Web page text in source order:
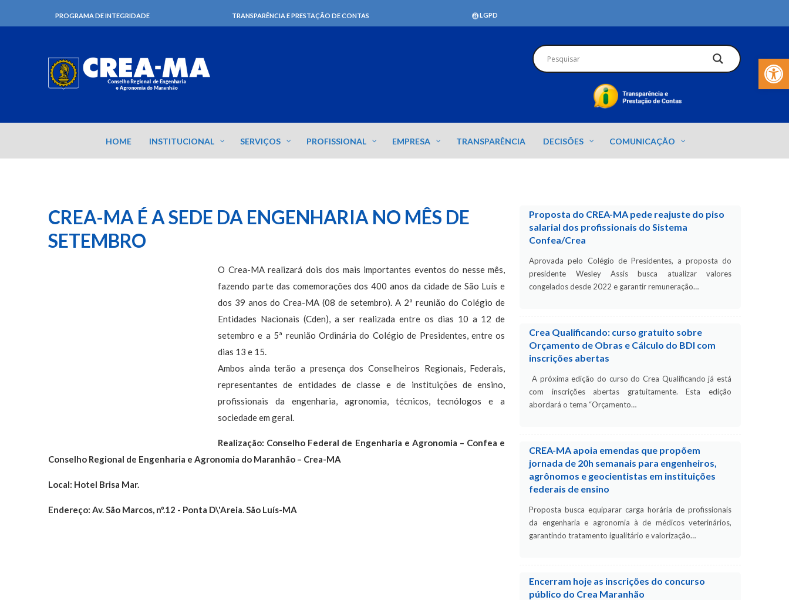
Barra de
PROGRAMA DE INTEGRIDADE TRANSPARÊNCIA E PRESTAÇÃO DE CONTAS LGPD
HOME INSTITUCIONAL SERVIÇOS PROFISSIONAL EMPRESA TRANSPARÊNCIA DECISÕES COMUNICAÇÃO
CREA-MA É A SEDE DA ENGENHARIA NO MÊS DE
SETEMBRO
O Crea-MA realizará dois dos mais importantes eventos do nesse mês,
fazendo parte das comemorações dos 400 anos da cidade de São Luís e
dos 39 anos do Crea-MA (08 de setembro). A 2ª reunião do Colégio de
Entidades Nacionais (Cden), a ser realizada entre os dias 10 a 12 de
setembro e a 5ª reunião Ordinária do Colégio de Presidentes, entre os
dias 13 e 15.
Ambos ainda terão a presença dos Conselheiros Regionais, Federais,
representantes de entidades de classe e de instituições de ensino,
profissionais da engenharia, agronomia, técnicos, tecnólogos e a
sociedade em geral.
Realização: Conselho Federal de Engenharia e Agronomia – Confea e
Conselho Regional de Engenharia e Agronomia do Maranhão – Crea-MA
Local: Hotel Brisa Mar.
Endereço: Av. São Marcos, nº.12 - Ponta D\'Areia. São Luís-MA
Proposta do CREA-MA pede reajuste do piso
salarial dos profissionais do Sistema
Confea/Crea
Aprovada pelo Colégio de Presidentes, a proposta do
presidente Wesley Assis busca atualizar valores
congelados desde 2022 e garantir remuneração…
Crea Qualificando: curso gratuito sobre
Orçamento de Obras e Cálculo do BDI com
inscrições abertas
A próxima edição do curso do Crea Qualificando já está
com inscrições abertas gratuitamente. Esta edição
abordará o tema “Orçamento…
CREA-MA apoia emendas que propõem
jornada de 20h semanais para engenheiros,
agrônomos e geocientistas em instituições
federais de ensino
Proposta busca equiparar carga horária de profissionais
da engenharia e agronomia à de médicos veterinários,
garantindo tratamento igualitário e valorização…
Encerram hoje as inscrições do concurso
público do Crea Maranhão